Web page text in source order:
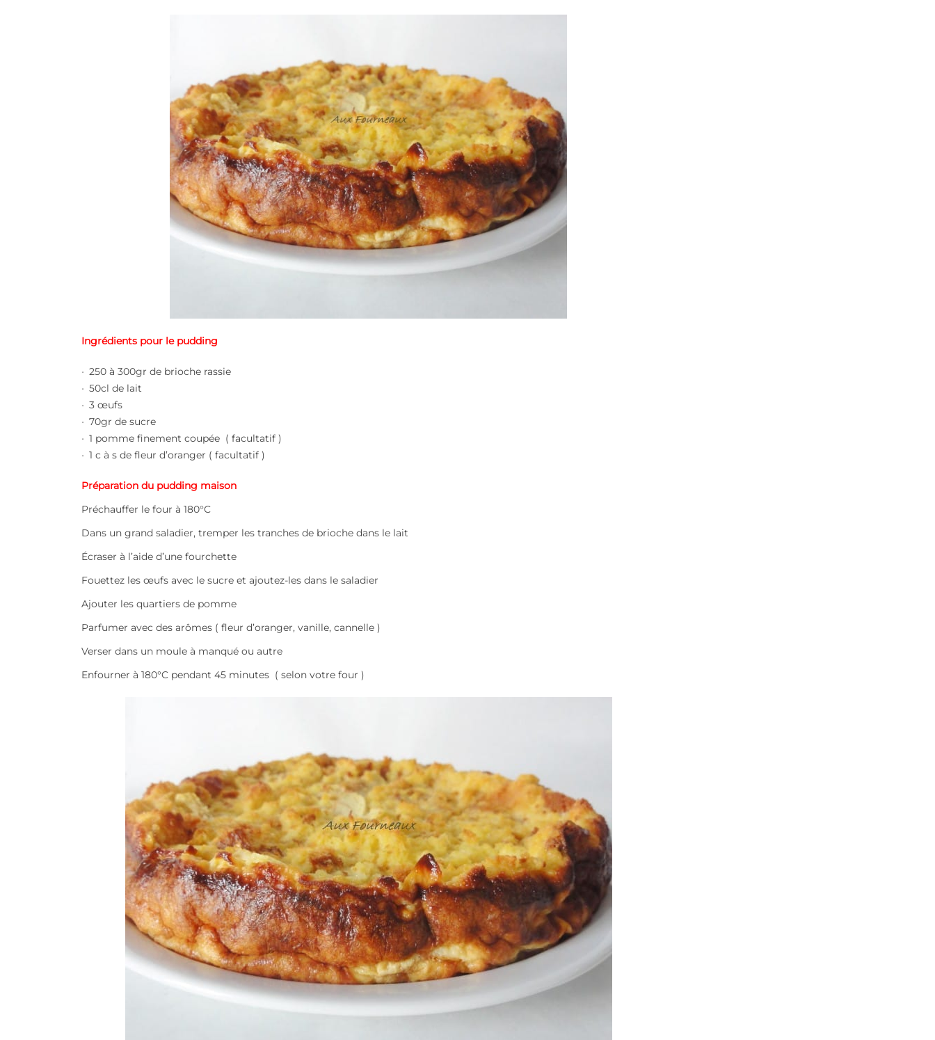
Ingrédients pour le pudding
250 à 300gr de brioche rassie
50cl de lait
3 œufs
70gr de sucre
1 pomme finement coupée ( facultatif )
1 c à s de fleur d’oranger ( facultatif )
Préparation du pudding maison
Préchauffer le four à 180°C
Dans un grand saladier, tremper les tranches de brioche dans le lait
Écraser à l’aide d’une fourchette
Fouettez les œufs avec le sucre et ajoutez-les dans le saladier
Ajouter les quartiers de pomme
Parfumer avec des arômes ( fleur d’oranger, vanille, cannelle )
Verser dans un moule à manqué ou autre
Enfourner à 180°C pendant 45 minutes ( selon votre four )